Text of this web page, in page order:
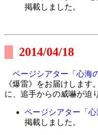
掲載しました。
2014/04/18
ページシアター「心海
《爆雷》をお届けします
に、追手からの威嚇が迫
ページシアター「
掲載しました。